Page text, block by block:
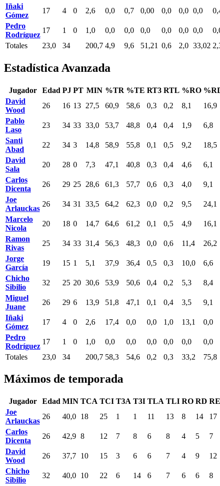
Iñaki
Gómez
17 4 0 2,6 0,0 0,7 0,00 0,0 0,0 0,0
Pedro
Rodríguez
17 1 0 1,0 0,0 0,0 0,0 0,0 0,0 0,0
Totales
23,0 34 200,7 4,9 9,6 51,21 0,6 2,0 33,02
Estadística Avanzada
Jugador Edad PJ PT MIN %TR %TE RT3 RTL %RO
David
Wood
26 16 13 27,5 60,9 58,6 0,3 0,2 8,1
16,9
Pablo
Laso
23 34 33 33,0 53,7 48,8 0,4 0,4 1,9
6,8
Santi
Abad
22 34 3 14,8 58,9 55,8 0,1 0,5 9,2
18,5
David
Sala
20 28 0 7,3 47,1 40,8 0,3 0,4 4,6
6,1
Carlos
Dicenta
26 29 25 28,6 61,3 57,7 0,6 0,3 4,0
9,1
Joe
Arlauckas
26 34 31 33,5 64,2 62,3 0,0 0,2 9,5
24,1
Marcelo
Nicola
20 18 0 14,7 64,6 61,2 0,1 0,5 4,9
16,1
Ramon
Rivas
25 34 33 31,4 56,3 48,3 0,0 0,6 11,4
26,2
Jorge
García
19 15 1 5,1 37,9 36,4 0,5 0,3 10,0
6,6
Chicho
Sibilio
32 25 20 30,6 53,9 50,6 0,4 0,2 5,3
8,4
Miguel
Juane
26 29 6 13,9 51,8 47,1 0,1 0,4 3,5
9,1
Iñaki
Gómez
17 4 0 2,6 17,4 0,0 0,0 1,0 13,1
0,0
Pedro
Rodríguez
17 1 0 1,0 0,0 0,0 0,0 0,0 0,0
0,0
Totales
23,0 34 200,7 58,3 54,6 0,2 0,3 33,2 75,8
Máximos de temporada
Jugador Edad MIN TCA TCI T3A T3I TLA TLI RO RD
Joe
Arlauckas
26 40,0 18 25 1 1 11 13 8 14
17
Carlos
Dicenta
26 42,9 8 12 7 8 6 8 4 5
7
David
Wood
26 37,7 10 15 3 6 6 7 4 9
12
Chicho
Sibilio
32 40,0 10 22 6 14 6 7 6 6
8